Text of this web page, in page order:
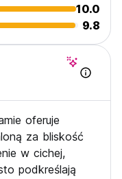
10.0
9.8
oferuje
za bliskość
w cichej,
podkreślają